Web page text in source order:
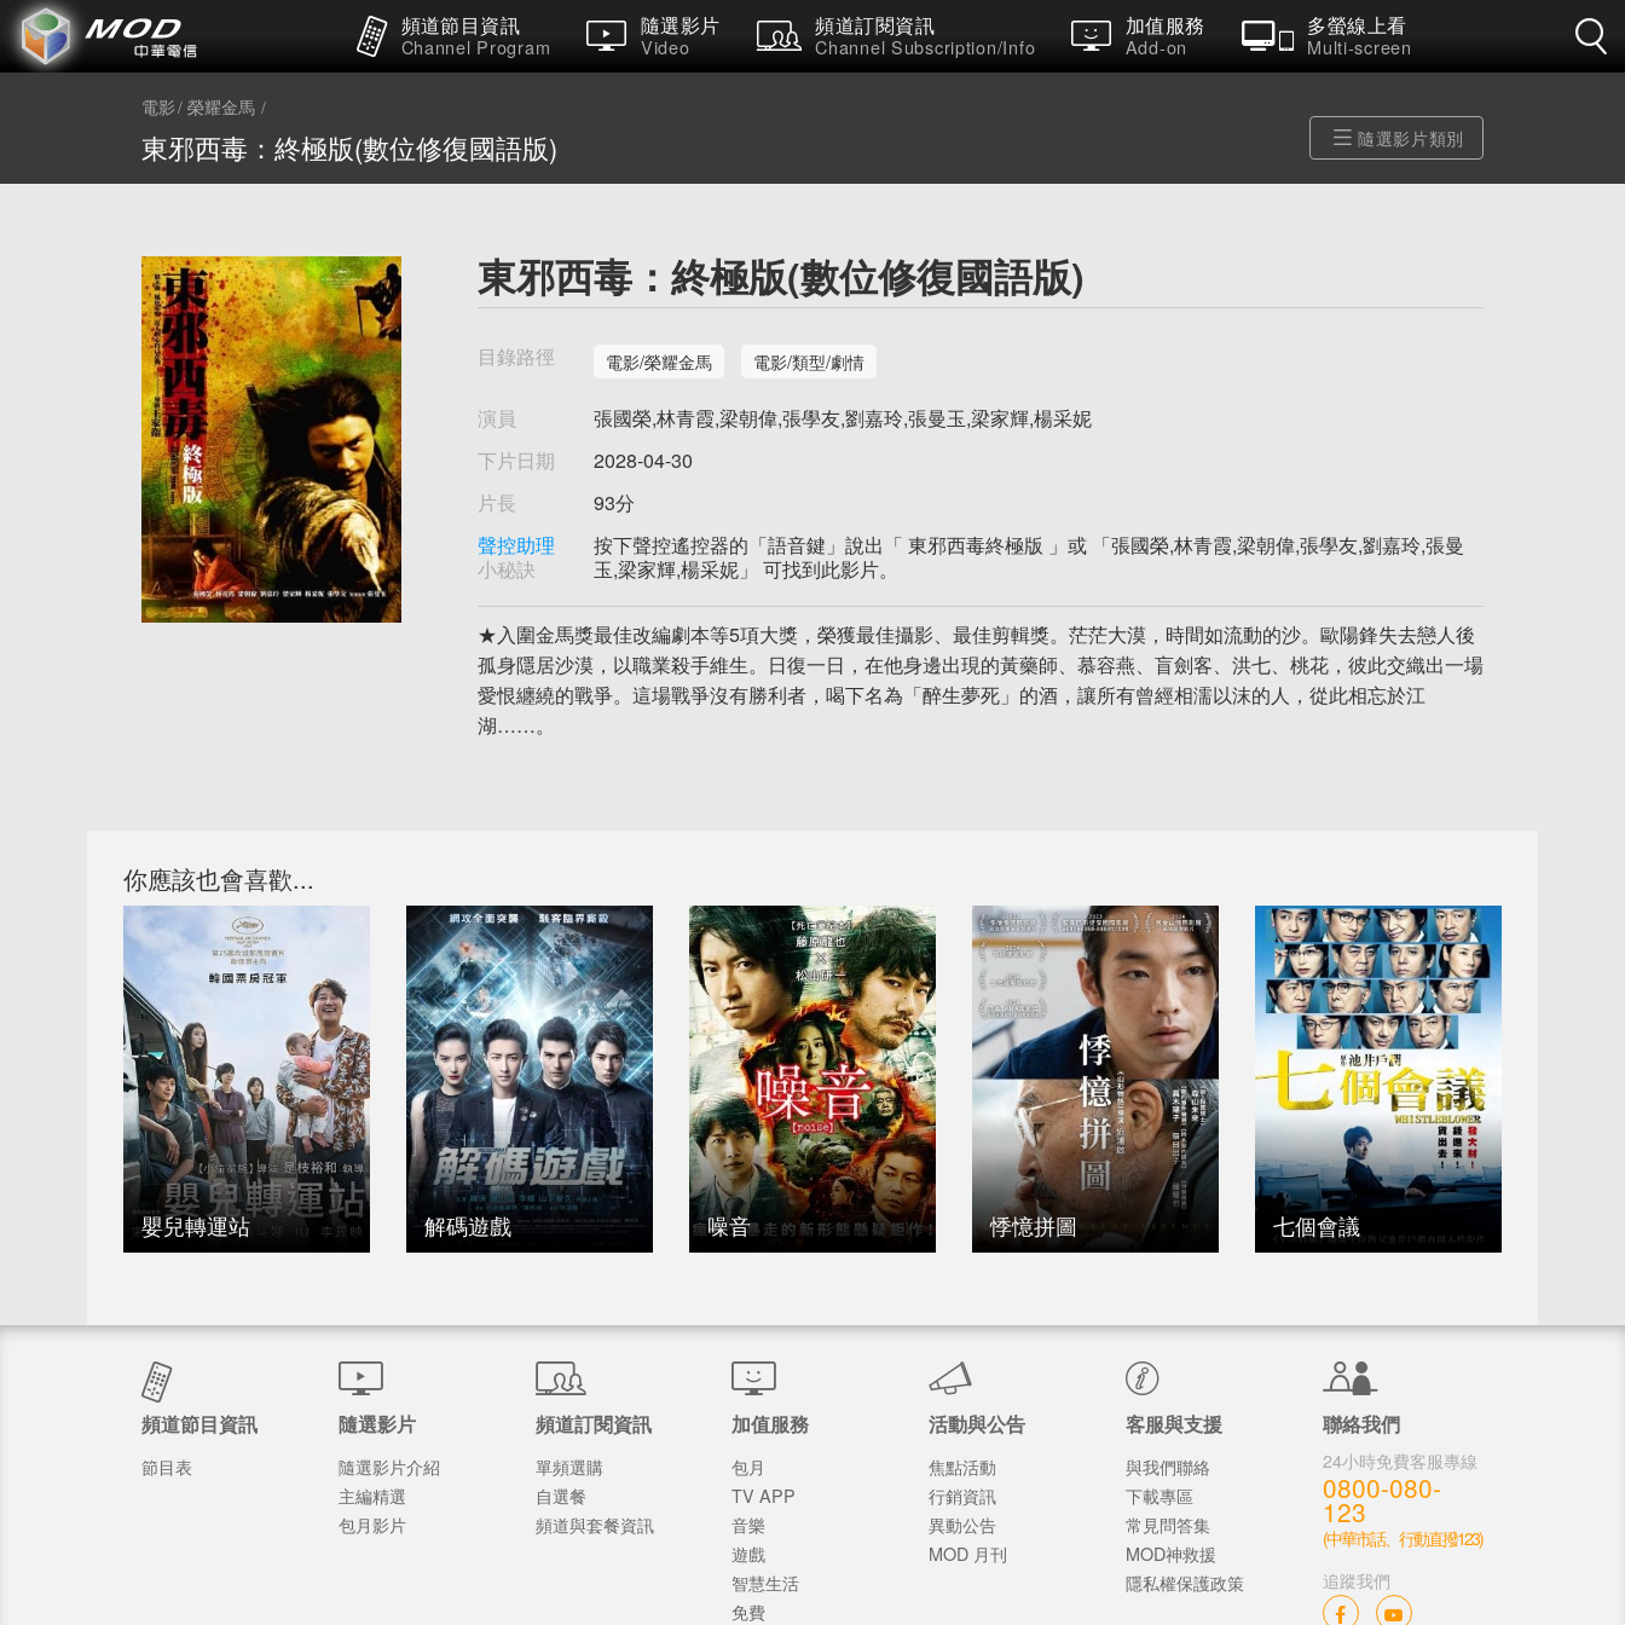
頻道節目資訊
Channel Program
隨選影片
Video
頻道訂閱資訊
Channel Subscription/Info
加值服務
Add-on
多螢線上看
Multi-screen
電影 榮耀金馬
東邪西毒：終極版(數位修復國語版) 隨選影片類別
東邪西毒：終極版(數位修復國語版)
目錄路徑 電影/榮耀金馬 電影/類型/劇情
演員
張國榮,林青霞,梁朝偉,張學友,劉嘉玲,張曼玉,梁家輝,楊采妮
下片日期
2028-04-30
片長
93分
聲控助理
小秘訣
按下聲控遙控器的「語音鍵」說出「 東邪西毒終極版 」或 「張國榮,林青霞,梁朝偉,張學友,劉嘉玲,張曼
玉,梁家輝,楊采妮」 可找到此影片。
★入圍金馬獎最佳改編劇本等5項大獎，榮獲最佳攝影、最佳剪輯獎。茫茫大漠，時間如流動的沙。歐陽鋒失去戀人後
孤身隱居沙漠，以職業殺手維生。日復一日，在他身邊出現的黃藥師、慕容燕、盲劍客、洪七、桃花，彼此交織出一場
愛恨纏繞的戰爭。這場戰爭沒有勝利者，喝下名為「醉生夢死」的酒，讓所有曾經相濡以沫的人，從此相忘於江
湖……。
你應該也會喜歡...
嬰兒轉運站 解碼遊戲 噪音 悸憶拼圖 七個會議
頻道節目資訊
節目表
隨選影片
隨選影片介紹
主編精選
包月影片
頻道訂閱資訊
單頻選購
自選餐
頻道與套餐資訊
加值服務
包月
TV APP
音樂
遊戲
智慧生活
免費
活動與公告
焦點活動
行銷資訊
異動公告
MOD 月刊
客服與支援
與我們聯絡
下載專區
常見問答集
MOD神救援
隱私權保護政策
聯絡我們
24小時免費客服專線
0800-080-
123
(中華市話、行動直撥123)
追蹤我們